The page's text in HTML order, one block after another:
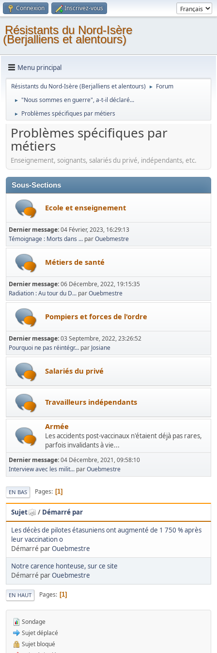
Connexion Inscrivez-vous
Résistants du Nord-Isère
(Berjalliens et alentours)
Menu principal
Résistants du Nord-Isère (Berjalliens et alentours) ► Forum
► "Nous sommes en guerre", a-t-il déclaré...
► Problèmes spécifiques par métiers
Problèmes spécifiques par
métiers
Enseignement, soignants, salariés du privé, indépendants, etc.
Sous-Sections
Ecole et enseignement
Dernier message:04 Février, 2023, 16:29:13
Témoignage : Morts dans ... parOuebmestre
Métiers de santé
Dernier message:06 Décembre, 2022, 19:15:35
Radiation : Au tour du D... parOuebmestre
Pompiers et forces de l'ordre
Dernier message:03 Septembre, 2022, 23:26:52
Pourquoi ne pas réintégr... par Josiane
Salariés du privé
Travailleurs indépendants
Armée
Les accidents post-vaccinaux n'étaient déjà pas rares,
parfois invalidants à vie...
Dernier message:04 Décembre, 2021, 09:58:10
Interview avec les milit... parOuebmestre
EN BAS Pages 1
Sujet / Démarré par
Les décès de pilotes étasuniens ont augmenté de 1 750 % après
leur vaccination o
Démarré parOuebmestre
Notre carence honteuse, sur ce site
Démarré parOuebmestre
EN HAUT Pages 1
Sondage
Sujet déplacé
Sujet bloqué